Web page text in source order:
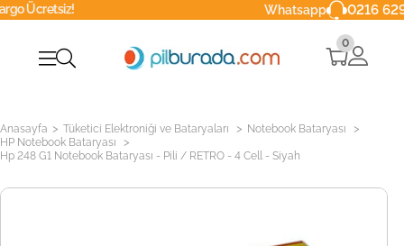
Whatsapp 0216 629 90 40
0
Anasayfa > Tüketici Elektroniği ve Bataryaları > Notebook Bataryası >
HP Notebook Bataryası >
Hp 248 G1 Notebook Bataryası - Pili / RETRO - 4 Cell - Siyah